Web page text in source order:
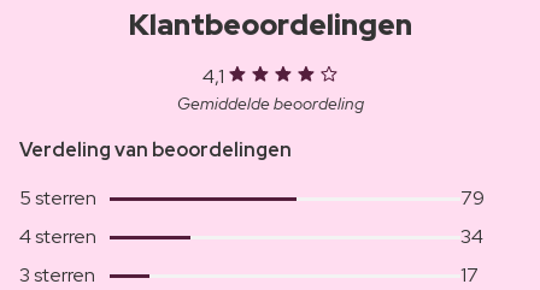
Klantbeoordelingen
4,1
Gemiddelde beoordeling
Verdeling van beoordelingen
5 sterren
79
4 sterren
34
3 sterren
17